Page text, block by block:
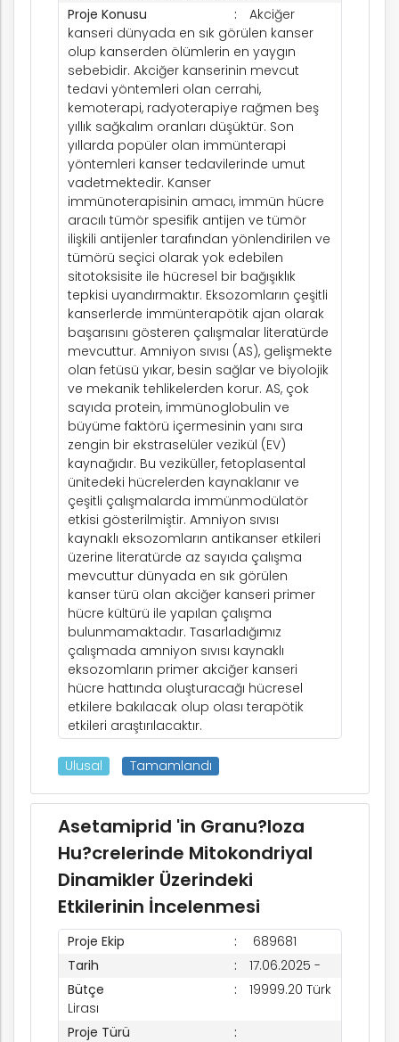
Proje Konusu
Akciğer
kanseri dünyada en sık görülen kanser
olup kanserden ölümlerin en yaygın
sebebidir. Akciğer kanserinin mevcut
tedavi yöntemleri olan cerrahi,
kemoterapi, radyoterapiye rağmen beş
yıllık sağkalım oranları düşüktür. Son
yıllarda popüler olan immünterapi
yöntemleri kanser tedavilerinde umut
vadetmektedir. Kanser
immünoterapisinin amacı, immün hücre
aracılı tümör spesifik antijen ve tümör
ilişkili antijenler tarafından yönlendirilen ve
tümörü seçici olarak yok edebilen
sitotoksisite ile hücresel bir bağışıklık
tepkisi uyandırmaktır. Eksozomların çeşitli
kanserlerde immünterapötik ajan olarak
başarısını gösteren çalışmalar literatürde
mevcuttur. Amniyon sıvısı (AS), gelişmekte
olan fetüsü yıkar, besin sağlar ve biyolojik
ve mekanik tehlikelerden korur. AS, çok
sayıda protein, immünoglobulin ve
büyüme faktörü içermesinin yanı sıra
zengin bir ekstraselüler vezikül (EV)
kaynağıdır. Bu veziküller, fetoplasental
ünitedeki hücrelerden kaynaklanır ve
çeşitli çalışmalarda immünmodülatör
etkisi gösterilmiştir. Amniyon sıvısı
kaynaklı eksozomların antikanser etkileri
üzerine literatürde az sayıda çalışma
mevcuttur dünyada en sık görülen
kanser türü olan akciğer kanseri primer
hücre kültürü ile yapılan çalışma
bulunmamaktadır. Tasarladığımız
çalışmada amniyon sıvısı kaynaklı
eksozomların primer akciğer kanseri
hücre hattında oluşturacağı hücresel
etkilere bakılacak olup olası terapötik
etkileri araştırılacaktır.
Ulusal Tamamlandı
Asetamiprid 'in Granu?loza
Hu?crelerinde Mitokondriyal
Dinamikler Üzerindeki
Etkilerinin İncelenmesi
Proje Ekip
689681
Tarih
17.06.2025 -
Bütçe
19999.20 Türk
Lirası
Proje Türü